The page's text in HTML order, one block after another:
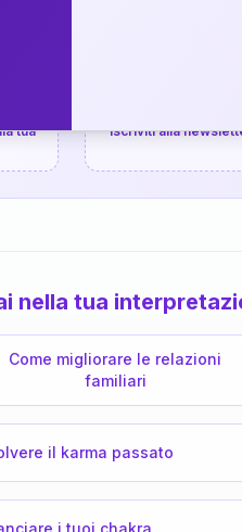
tua
Iscriviti alla
nella tua
Come migliorare le relazioni
familiari
il karma passato
i tuoi chakra